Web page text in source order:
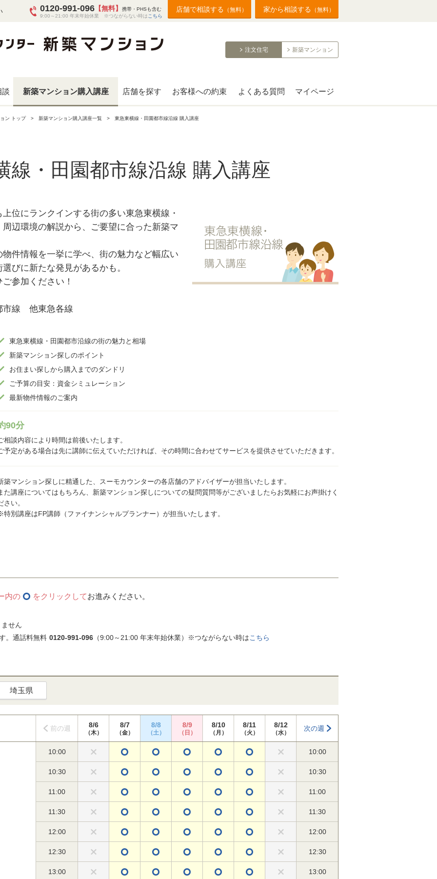
0120-991-096 【無料】
携帯・PHSも含む
9:00～21:00 年末年始休業 ※つながらない時は こちら
店舗で相談する （無料） 家から相談する （無料）
注文住宅 新築マンション
談 新築マンション購入講座 店舗を探す お客様への約束 よくある質問 マイページ
ン トップ 新築マンション購入講座一覧 東急東横線・田園都市線沿線 購入講座
線・田園都市線沿線 購入講座
位にランクインする街の多い東急東横線・
辺環境の解説から、ご要望に合った新築マ
件情報を一挙に学べ、街の魅力など幅広い
びに新たな発見があるかも。
参加ください！
市線 他東急各線
東急東横線・田園都市沿線の街の魅力と相場
新築マンション探しのポイント
お住まい探しから購入までのダンドリ
ご予算の目安：資金シミュレーション
最新物件情報のご案内
90分
相談内容により時間は前後いたします。
予定がある場合は先に講師に伝えていただければ、その時間に合わせてサービスを提供させていただきます。
築マンション探しに精通した、スーモカウンターの各店舗のアドバイザーが担当いたします。
た講座についてはもちろん、新築マンション探しについての疑問質問等がございましたらお気軽にお声掛けく
さい。
別講座はFP講師（ファイナンシャルプランナー）が担当いたします。
内の をクリックしてお進みください。
せん
。通話料無料 0120-991-096 （9:00～21:00 年末年始休業）※つながらない時はこちら
埼玉県
前の週 8/6
（木）
8/7
（金）
8/8
（土）
8/9
（日）
8/10
（月）
8/11
（火）
8/12
（水）
次の週
10:00 10:00
10:30 10:30
11:00 11:00
11:30 11:30
12:00 12:00
12:30 12:30
13:00 13:00